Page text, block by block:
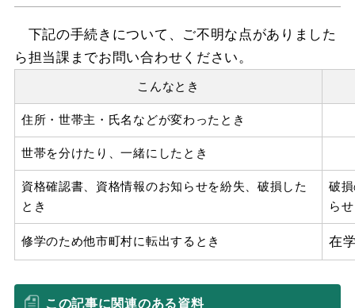
下記の手続きについて、ご不明な点がありました
ら担当課までお問い合わせください。
こんなとき
住所・世帯主・氏名などが変わったとき
世帯を分けたり、一緒にしたとき
資格確認書、資格情報のお知らせを紛失、破損した
とき
破
らせ
修学のため他市町村に転出するとき 在
この記事に関連のある資料